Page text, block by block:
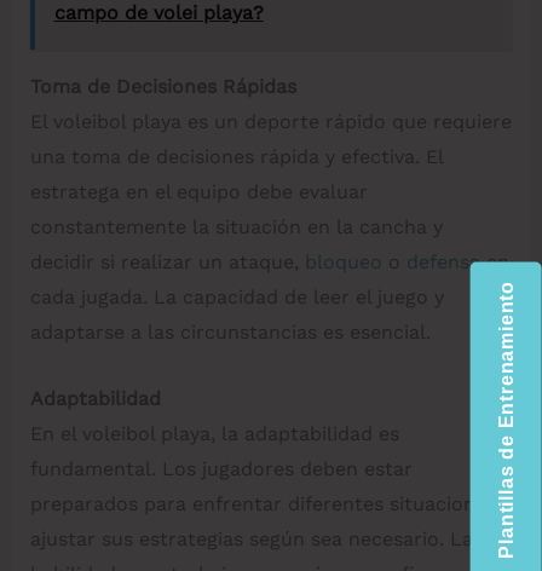
campo de volei playa?
Toma de Decisiones Rápidas
El voleibol playa es un deporte rápido que requiere
una toma de decisiones rápida y efectiva. El
estratega en el equipo debe evaluar
constantemente la situación en la cancha y
decidir si realizar un ataque, bloqueo o defensaen
cada jugada. La capacidad de leer el juego y
adaptarse a las circunstancias es esencial.
Adaptabilidad
En el voleibol playa, la adaptabilidad es
fundamental. Los jugadores deben estar
preparados para enfrentar diferentes situaciones y
ajustar sus estrategias según sea necesario. La
Plantillas de Entrenamiento